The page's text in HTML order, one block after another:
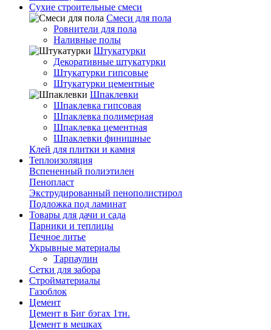
Сухие строительные смеси
Смеси для пола
Ровнители для пола
Наливные полы
Штукатурки
Декоративные штукатурки
Штукатурки гипсовые
Штукатурки цементные
Шпаклевки
Шпаклевка гипсовая
Шпаклевка полимерная
Шпаклевка цементная
Шпаклевки финишные
Клей для плитки и камня
Теплоизоляция
Вспененный полиэтилен
Пенопласт
Экструдированный пенополистирол
Подложка под ламинат
Товары для дачи и сада
Парники и теплицы
Печное литье
Укрывные материалы
Тарпаулин
Сетки для забора
Стройматериалы
Газоблок
Цемент
Цемент в Биг бэгах 1тн.
Цемент в мешках